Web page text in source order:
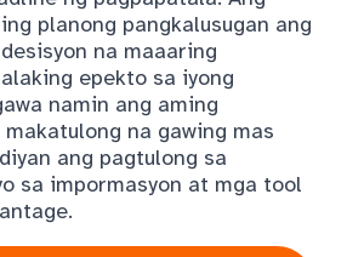
planong pangkalusugan ang
na maaaring
epekto sa iyong
namin ang aming
makatulong na gawing mas
ang pagtulong sa
sa impormasyon at mga tool